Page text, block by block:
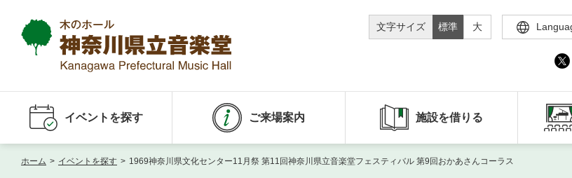
文字サイズ 標準 大
イベントを探す ご来場案内 施設を借りる
ホーム > イベントを探す > 1969神奈川県文化センター11月祭 第11回神奈川県立音楽堂フェスティバル 第9回おかあさんコーラス